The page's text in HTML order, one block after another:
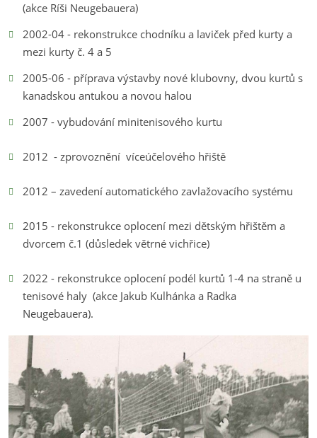
(akce Ríši Neugebauera)
2002-04 - rekonstrukce chodníku a laviček před kurty a
mezi kurty č. 4 a 5
2005-06 - příprava výstavby nové klubovny, dvou kurtů s
kanadskou antukou a novou halou
2007 - vybudování minitenisového kurtu
2012 - zprovoznění víceúčelového hřiště
2012 – zavedení automatického zavlažovacího systému
2015 - rekonstrukce oplocení mezi dětským hřištěm a
dvorcem č.1 (důsledek větrné vichřice)
2022 - rekonstrukce oplocení podél kurtů 1-4 na straně u
tenisové haly (akce Jakub Kulhánka a Radka
Neugebauera).